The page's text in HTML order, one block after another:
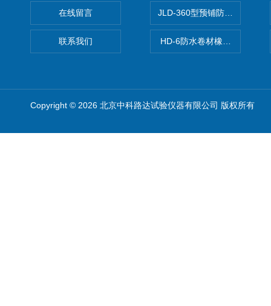
在线留言
联系我们
JLD-360型预铺防水卷材抗冲
HD-6防水卷材橡胶测厚仪
Copyright © 2026 北京中科路达试验仪器有限公司 版权所有